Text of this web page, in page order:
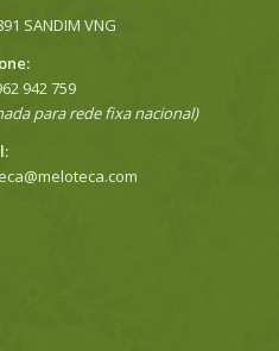
SANDIM VNG
942 759
para rede fixa nacional)